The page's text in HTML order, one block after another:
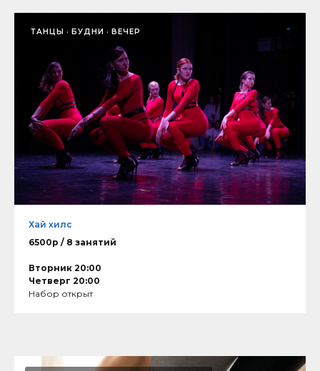
ТАНЦЫ БУДНИ ВЕЧЕР
Хай хилс
6500р / 8 занятий
Вторник 20:00
Четверг 20:00
Набор открыт